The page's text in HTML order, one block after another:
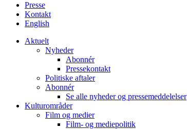
Presse
Kontakt
English
Aktuelt
Nyheder
Abonnér
Pressekontakt
Politiske aftaler
Abonnér
Se alle nyheder og pressemeddelelser
Kulturområder
Film og medier
Film- og mediepolitik